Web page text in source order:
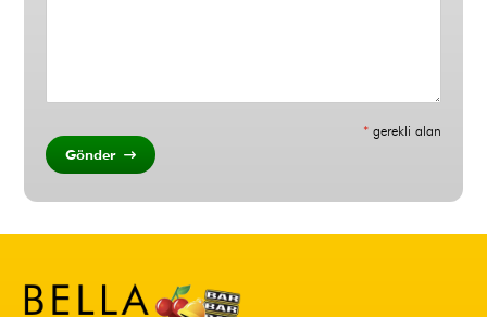
* gerekli alan
Gönder